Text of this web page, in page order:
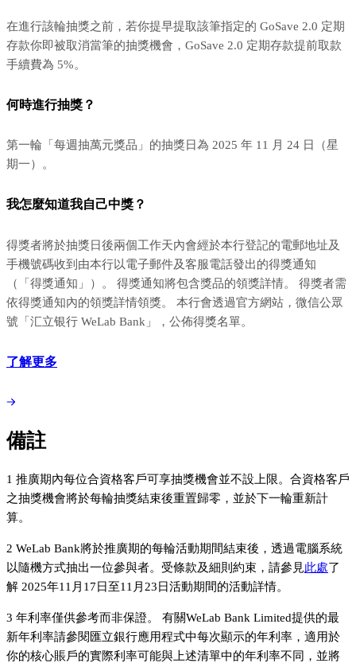
在進行該輪抽獎之前，若你提早提取該筆指定的 GoSave 2.0 定期
存款你即被取消當筆的抽獎機會，GoSave 2.0 定期存款提前取款
手續費為 5%。
何時進行抽獎？
第一輪「每週抽萬元獎品」的抽獎日為 2025 年 11 月 24 日（星
期一）。
我怎麼知道我自己中獎？
得獎者將於抽獎日後兩個工作天內會經於本行登記的電郵地址及
手機號碼收到由本行以電子郵件及客服電話發出的得獎通知
（「得獎通知」）。 得獎通知將包含獎品的領獎詳情。 得獎者需
依得獎通知內的領獎詳情領獎。 本行會透過官方網站，微信公眾
號「汇立银行 WeLab Bank」，公佈得獎名單。
了解更多
備註
1 推廣期內每位合資格客戶可享抽獎機會並不設上限。合資格客戶
之抽獎機會將於每輪抽獎結束後重置歸零，並於下一輪重新計
算。
2 WeLab Bank將於推廣期的每輪活動期間結束後，透過電腦系統
以隨機方式抽出一位參與者。受條款及細則約束，請參見此處了
解 2025年11月17日至11月23日活動期間的活動詳情。
3 年利率僅供參考而非保證。 有關WeLab Bank Limited提供的最
新年利率請參閱匯立銀行應用程式中每次顯示的年利率，適用於
你的核心賬戶的實際利率可能與上述清單中的年利率不同，並將